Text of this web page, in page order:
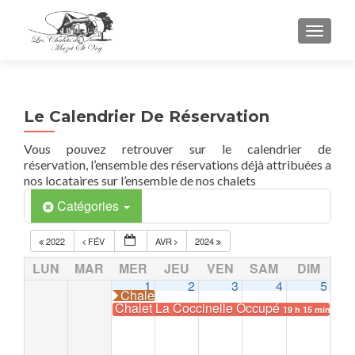
Le Calendrier De Réservation
Vous pouvez retrouver sur le calendrier de
réservation, l’ensemble des réservations déjà attribuées a
nos locataires sur l’ensemble de nos chalets
Catégories
2022 FÉV AVR 2024
LUN MAR MER JEU VEN SAM
DIM
1
Chalet La Colombe Occupé
Chalet La Coccinelle Occupé19 h 15 min
2 3 4 5